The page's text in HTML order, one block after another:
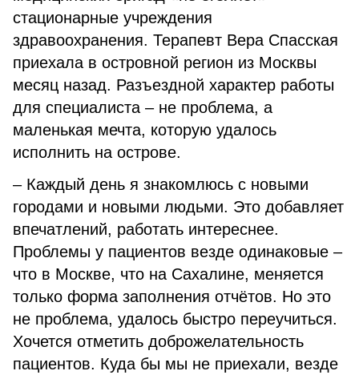
стационарные учреждения
здравоохранения. Терапевт Вера Спасская
приехала в островной регион из Москвы
месяц назад. Разъездной характер работы
для специалиста – не проблема, а
маленькая мечта, которую удалось
исполнить на острове.
– Каждый день я знакомлюсь с новыми
городами и новыми людьми. Это добавляет
впечатлений, работать интереснее.
Проблемы у пациентов везде одинаковые –
что в Москве, что на Сахалине, меняется
только форма заполнения отчётов. Но это
не проблема, удалось быстро переучиться.
Хочется отметить доброжелательность
пациентов. Куда бы мы не приехали, везде